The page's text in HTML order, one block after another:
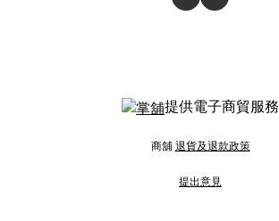
提供電子商貿服務
商舖 退貨及退款政策
提出意見